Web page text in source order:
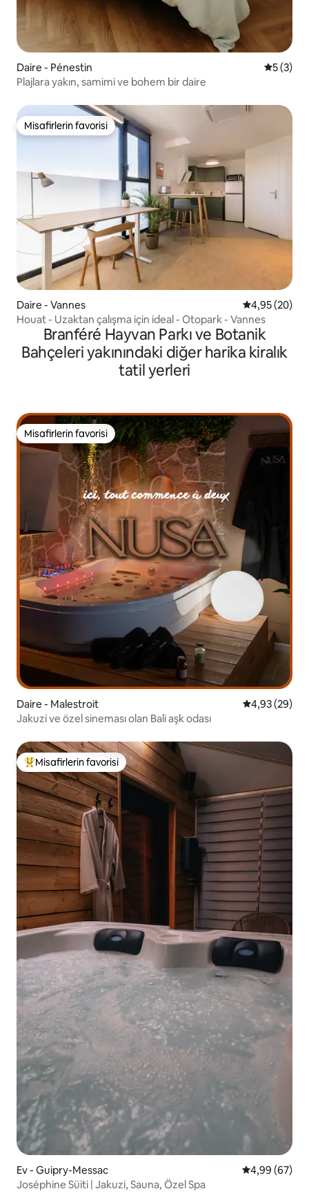
Daire - Pénestin 55 (3)
Plajlara yakın, samimi ve bohem bir daire
Misafirlerin favorisi
Misafirlerin favorisi
Daire - Vannes 5 üzerinden
4,95 (20)
Houat - Uzaktan çalışma için ideal - Otopark - Vannes
Branféré Hayvan Parkı ve Botanik
Bahçeleri yakınındaki diğer harika kiralık
tatil yerleri
Misafirlerin favorisi
Misafirlerin favorisi
Daire - Malestroit 5 üzerinden
4,93 (29)
Jakuzi ve özel sineması olan Bali aşk odası
Misafirlerin favorilerinden en beğenilenler arasında
Misafirlerin favorisi
Ev - Guipry-Messac 5 üzerinden
4,99 (67)
Joséphine Süiti | Jakuzi, Sauna, Özel Spa